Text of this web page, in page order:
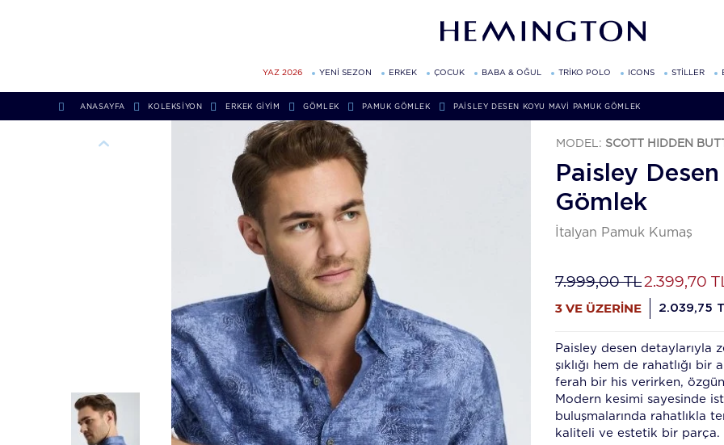
YAZ 2026 YENİ SEZON ERKEK ÇOCUK BABA & OĞUL TRİKO POLO ICONS STİLLER
ANASAYFA KOLEKSIYON ERKEK GIYIM GÖMLEK PAMUK GÖMLEK PAISLEY DESEN KOYU MAVI PAMUK GÖMLEK
MODEL: SCOTT HIDDEN
Paisley
Gömlek
İtalyan Pamuk Kumaş
7.999,00 TL2.399,70
3 VE ÜZERİNE 2.039,75
Paisley desen detaylarıyla
şıklığı hem de rahatlığı
ferah bir his verirken,
Modern kesimi sayesinde
buluşmalarında rahatlıkla
kaliteli ve estetik bir parça.